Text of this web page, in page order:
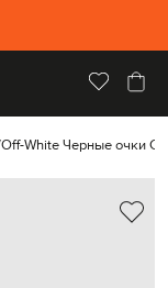
Off-White Черные очки